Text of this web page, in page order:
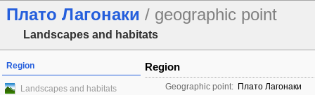
Плато Лагонаки / geographic point
Landscapes and habitats
Region
Landscapes and habitats
Region
Geographic point: Плато Лагонаки